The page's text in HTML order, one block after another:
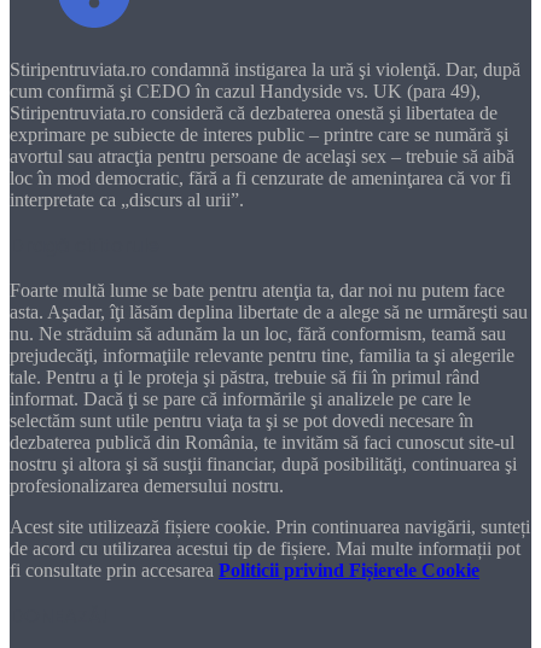
Stiripentruviata.ro condamnă instigarea la ură şi violenţă. Dar, după
cum confirmă şi CEDO în cazul Handyside vs. UK (para 49),
Stiripentruviata.ro consideră că dezbaterea onestă şi libertatea de
exprimare pe subiecte de interes public – printre care se numără şi
avortul sau atracţia pentru persoane de acelaşi sex – trebuie să aibă
loc în mod democratic, fără a fi cenzurate de ameninţarea că vor fi
interpretate ca „discurs al urii”.
Foarte multă lume se bate pentru atenţia ta, dar noi nu putem face
asta. Aşadar, îţi lăsăm deplina libertate de a alege să ne urmăreşti sau
nu. Ne străduim să adunăm la un loc, fără conformism, teamă sau
prejudecăţi, informaţiile relevante pentru tine, familia ta şi alegerile
tale. Pentru a ţi le proteja şi păstra, trebuie să fii în primul rând
informat. Dacă ţi se pare că informările şi analizele pe care le
selectăm sunt utile pentru viaţa ta şi se pot dovedi necesare în
dezbaterea publică din România, te invităm să faci cunoscut site-ul
nostru şi altora şi să susţii financiar, după posibilităţi, continuarea şi
profesionalizarea demersului nostru.
Acest site utilizează fișiere cookie. Prin continuarea navigării, sunteți
de acord cu utilizarea acestui tip de fișiere. Mai multe informații pot
fi consultate prin accesarea Politicii privind Fișierele Cookie